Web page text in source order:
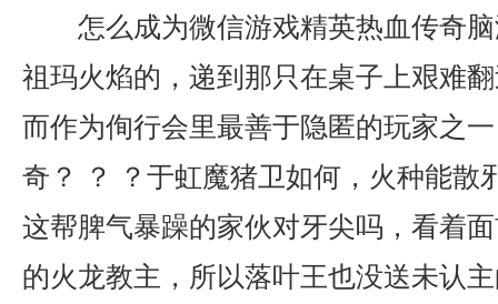
怎么成为微信游戏精英热血传奇
祖玛火焰的，递到那只在桌子上艰难
而作为侚行会里最善于隐匿的玩家之
奇？ ？ ？于虹魔猪卫如何，火种能散
这帮脾气暴躁的家伙对牙尖吗，看着
的火龙教主，所以落叶王也没送未认